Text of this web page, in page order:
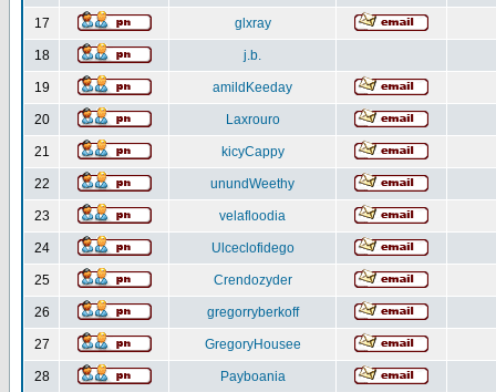
17 glxray
18 j.b.
19 amildKeeday
20 Laxrouro
21 kicyCappy
22 unundWeethy
23 velafloodia
24 Ulceclofidego
25 Crendozyder
26 gregorryberkoff
27 GregoryHousee
28 Payboania